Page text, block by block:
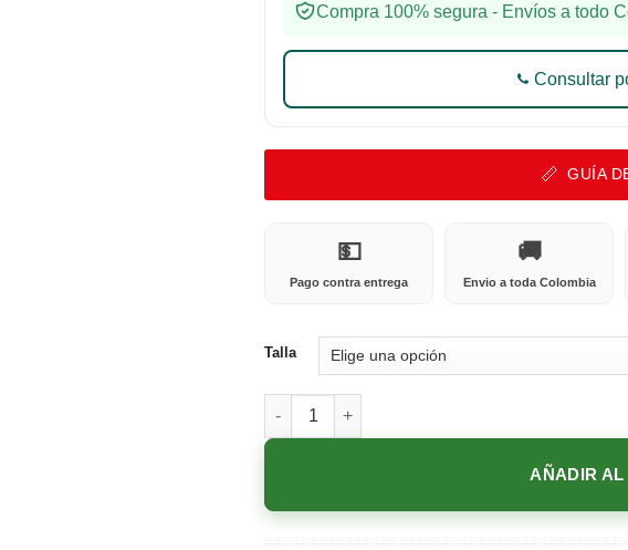
Compra 100% segura - Envíos a todo
Consultar
GUÍA
💵
Pago contra entrega
🚚
Envio a toda Colombia
Talla
C-341 MIELxNEGRA cantidad
AÑADIR AL